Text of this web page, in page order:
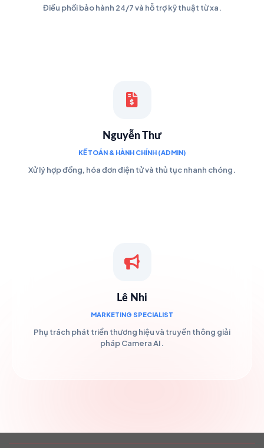
Điều phối bảo hành 24/7 và hỗ trợ kỹ thuật từ xa.
Nguyễn Thư
KẾ TOÁN & HÀNH CHÍNH (ADMIN)
Xử lý hợp đồng, hóa đơn điện tử và thủ tục nhanh chóng.
Lê Nhi
MARKETING SPECIALIST
Phụ trách phát triển thương hiệu và truyền thông giải
pháp Camera AI.